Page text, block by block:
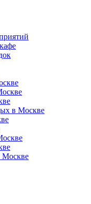
в Москве
Москве